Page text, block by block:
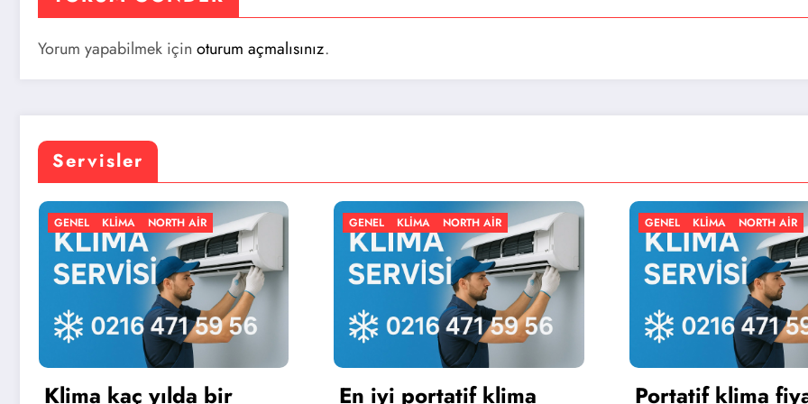
Yorum yapabilmek için oturum açmalısınız.
Servisler
NORTH AIR
yılda bir
GENEL KLIMA NORTH AIR
En iyi portatif klima
GENEL KLIMA NORTH AIR
Portatif klima fiyatları